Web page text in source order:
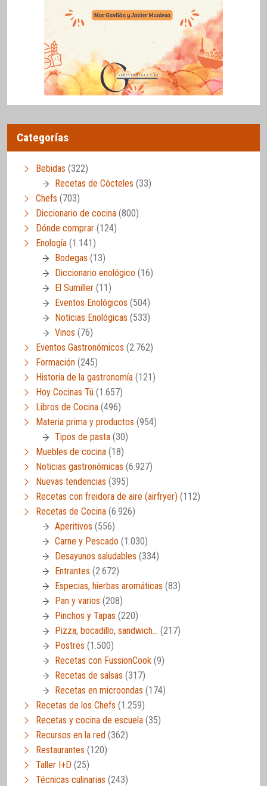
Categorías
Bebidas (322)
Recetas de Cócteles (33)
Chefs (703)
Diccionario de cocina (800)
Dónde comprar (124)
Enología (1.141)
Bodegas (13)
Diccionario enológico (16)
El Sumiller (11)
Eventos Enológicos (504)
Noticias Enológicas (533)
Vinos (76)
Eventos Gastronómicos (2.762)
Formación (245)
Historia de la gastronomía (121)
Hoy Cocinas Tú (1.657)
Libros de Cocina (496)
Materia prima y productos (954)
Tipos de pasta (30)
Muebles de cocina (18)
Noticias gastronómicas (6.927)
Nuevas tendencias (395)
Recetas con freidora de aire (airfryer) (112)
Recetas de Cocina (6.926)
Aperitivos (556)
Carne y Pescado (1.030)
Desayunos saludables (334)
Entrantes (2.672)
Especias, hierbas aromáticas (83)
Pan y varios (208)
Pinchos y Tapas (220)
Pizza, bocadillo, sandwich… (217)
Postres (1.500)
Recetas con FussionCook (9)
Recetas de salsas (317)
Recetas en microondas (174)
Recetas de los Chefs (1.259)
Recetas y cocina de escuela (35)
Recursos en la red (362)
Restaurantes (120)
Taller I+D (25)
Técnicas culinarias (243)